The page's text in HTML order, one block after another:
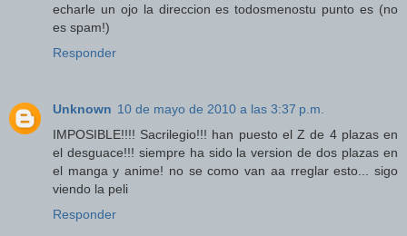
echarle un ojo la direccion es todosmenostu punto es (no
es spam!)
Responder
Unknown 10 de mayo de 2010 a las 3:37 p.m.
IMPOSIBLE!!!! Sacrilegio!!! han puesto el Z de 4 plazas en
el desguace!!! siempre ha sido la version de dos plazas en
el manga y anime! no se como van aa rreglar esto... sigo
viendo la peli
Responder